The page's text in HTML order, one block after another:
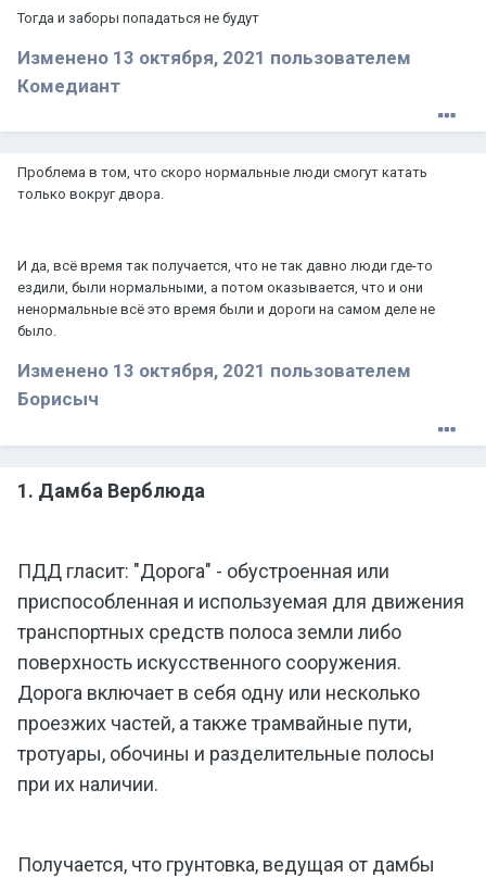
Тогда и заборы попадаться не будут
Изменено 13 октября, 2021 пользователем
Комедиант
Проблема в том, что скоро нормальные люди смогут катать
только вокруг двора.
И да, всё время так получается, что не так давно люди где-то
ездили, были нормальными, а потом оказывается, что и они
ненормальные всё это время были и дороги на самом деле не
было.
Изменено 13 октября, 2021 пользователем
Борисыч
1. Дамба Верблюда
ПДД гласит: "Дорога" - обустроенная или
приспособленная и используемая для движения
транспортных средств полоса земли либо
поверхность искусственного сооружения.
Дорога включает в себя одну или несколько
проезжих частей, а также трамвайные пути,
тротуары, обочины и разделительные полосы
при их наличии.
Получается, что грунтовка, ведущая от дамбы